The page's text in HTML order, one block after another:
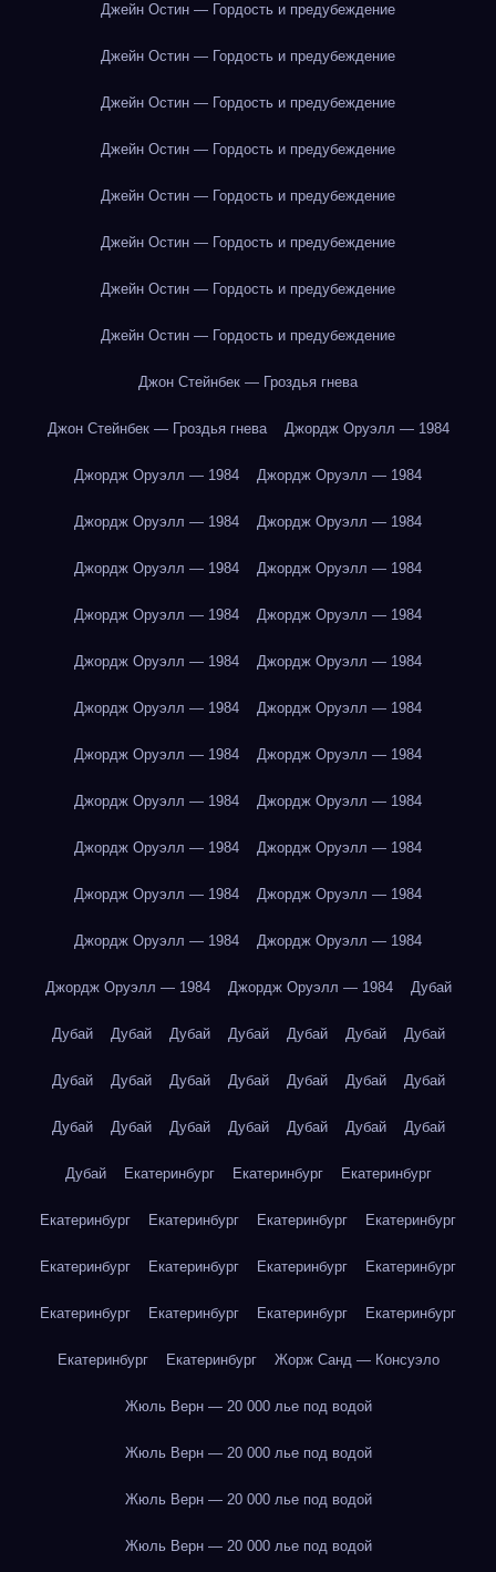
Джейн Остин — Гордость и предубеждение
Джейн Остин — Гордость и предубеждение
Джейн Остин — Гордость и предубеждение
Джейн Остин — Гордость и предубеждение
Джейн Остин — Гордость и предубеждение
Джейн Остин — Гордость и предубеждение
Джейн Остин — Гордость и предубеждение
Джейн Остин — Гордость и предубеждение
Джон Стейнбек — Гроздья гнева
Джон Стейнбек — Гроздья гнева Джордж Оруэлл — 1984
Джордж Оруэлл — 1984 Джордж Оруэлл — 1984
Джордж Оруэлл — 1984 Джордж Оруэлл — 1984
Джордж Оруэлл — 1984 Джордж Оруэлл — 1984
Джордж Оруэлл — 1984 Джордж Оруэлл — 1984
Джордж Оруэлл — 1984 Джордж Оруэлл — 1984
Джордж Оруэлл — 1984 Джордж Оруэлл — 1984
Джордж Оруэлл — 1984 Джордж Оруэлл — 1984
Джордж Оруэлл — 1984 Джордж Оруэлл — 1984
Джордж Оруэлл — 1984 Джордж Оруэлл — 1984
Джордж Оруэлл — 1984 Джордж Оруэлл — 1984
Джордж Оруэлл — 1984 Джордж Оруэлл — 1984
Джордж Оруэлл — 1984 Джордж Оруэлл — 1984 Дубай
Дубай Дубай Дубай Дубай Дубай Дубай Дубай
Дубай Дубай Дубай Дубай Дубай Дубай Дубай
Дубай Дубай Дубай Дубай Дубай Дубай Дубай
Дубай Екатеринбург Екатеринбург Екатеринбург
Екатеринбург Екатеринбург Екатеринбург Екатеринбург
Екатеринбург Екатеринбург Екатеринбург Екатеринбург
Екатеринбург Екатеринбург Екатеринбург Екатеринбург
Екатеринбург Екатеринбург Жорж Санд — Консуэло
Жюль Верн — 20 000 лье под водой
Жюль Верн — 20 000 лье под водой
Жюль Верн — 20 000 лье под водой
Жюль Верн — 20 000 лье под водой